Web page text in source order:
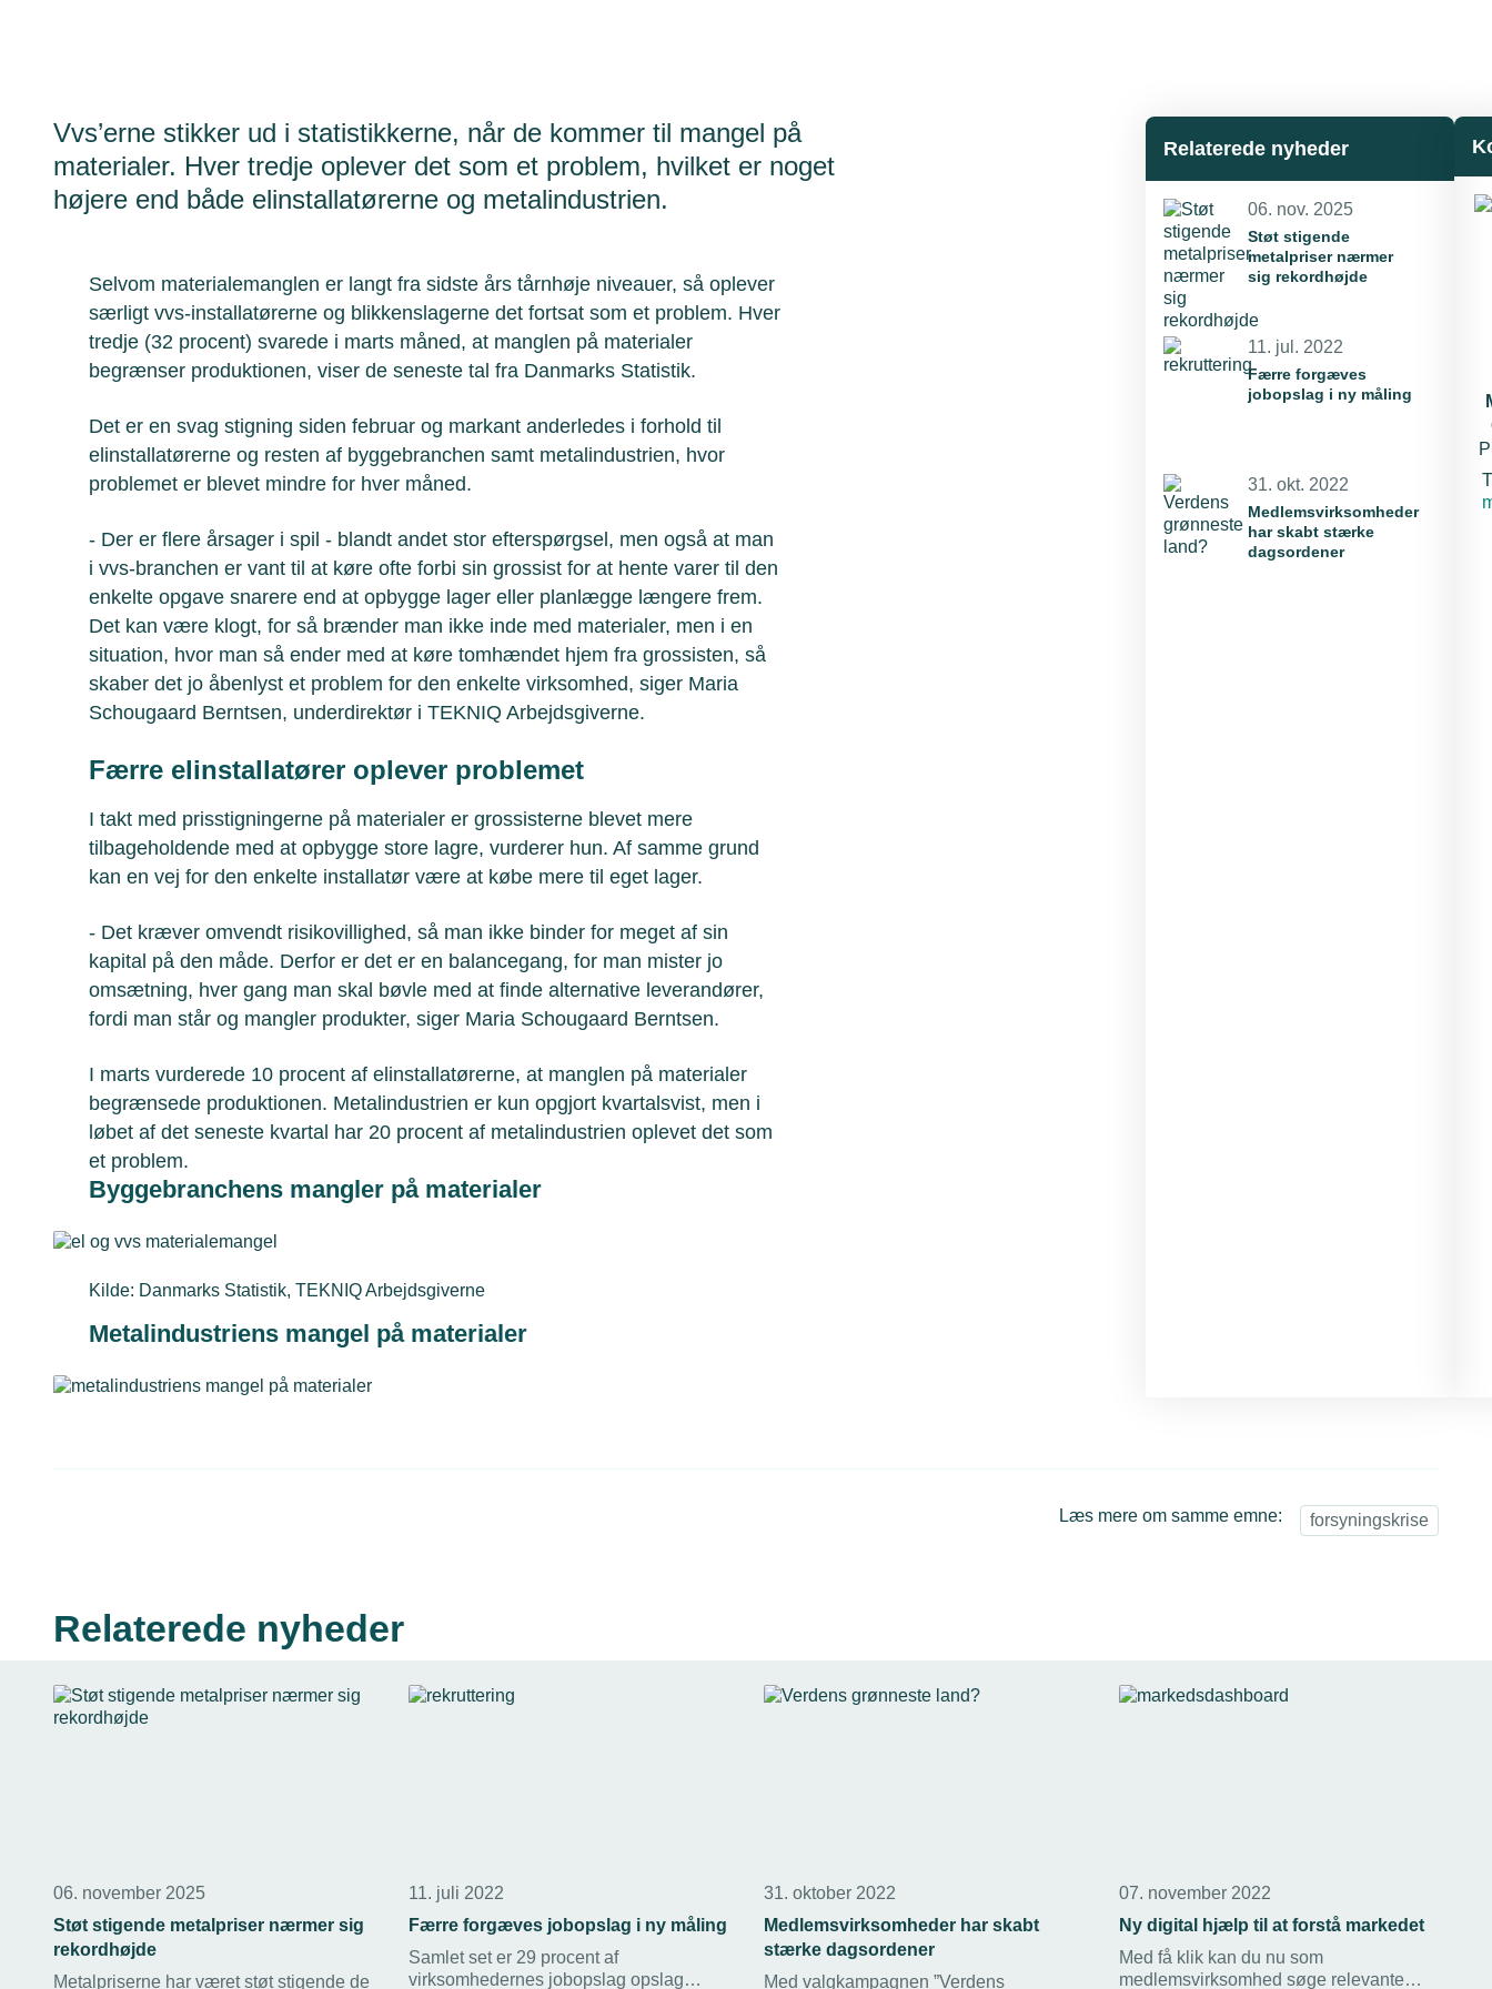
Vvs’erne stikker ud i statistikkerne, når de kommer til mangel på
materialer. Hver tredje oplever det som et problem, hvilket er noget
højere end både elinstallatørerne og metalindustrien.
Selvom materialemanglen er langt fra sidste års tårnhøje niveauer, så oplever
særligt vvs-installatørerne og blikkenslagerne det fortsat som et problem. Hver
tredje (32 procent) svarede i marts måned, at manglen på materialer
begrænser produktionen, viser de seneste tal fra Danmarks Statistik.
Det er en svag stigning siden februar og markant anderledes i forhold til
elinstallatørerne og resten af byggebranchen samt metalindustrien, hvor
problemet er blevet mindre for hver måned.
- Der er flere årsager i spil - blandt andet stor efterspørgsel, men også at man
i vvs-branchen er vant til at køre ofte forbi sin grossist for at hente varer til den
enkelte opgave snarere end at opbygge lager eller planlægge længere frem.
Det kan være klogt, for så brænder man ikke inde med materialer, men i en
situation, hvor man så ender med at køre tomhændet hjem fra grossisten, så
skaber det jo åbenlyst et problem for den enkelte virksomhed, siger Maria
Schougaard Berntsen, underdirektør i TEKNIQ Arbejdsgiverne.
Færre elinstallatører oplever problemet
I takt med prisstigningerne på materialer er grossisterne blevet mere
tilbageholdende med at opbygge store lagre, vurderer hun. Af samme grund
kan en vej for den enkelte installatør være at købe mere til eget lager.
- Det kræver omvendt risikovillighed, så man ikke binder for meget af sin
kapital på den måde. Derfor er det er en balancegang, for man mister jo
omsætning, hver gang man skal bøvle med at finde alternative leverandører,
fordi man står og mangler produkter, siger Maria Schougaard Berntsen.
I marts vurderede 10 procent af elinstallatørerne, at manglen på materialer
begrænsede produktionen. Metalindustrien er kun opgjort kvartalsvist, men i
løbet af det seneste kvartal har 20 procent af metalindustrien oplevet det som
et problem.
Byggebranchens mangler på materialer
Kilde: Danmarks Statistik, TEKNIQ Arbejdsgiverne
Metalindustriens mangel på materialer
Relaterede nyheder
06. nov. 2025
Støt stigende
metalpriser nærmer
sig rekordhøjde
11. jul. 2022
Færre forgæves
jobopslag i ny måling
31. okt. 2022
Medlemsvirksomheder
har skabt stærke
dagsordener
Læs mere om samme emne: forsyningskrise
Relaterede nyheder
06. november 2025
Støt stigende metalpriser nærmer sig
rekordhøjde
Metalpriserne har været støt stigende de
11. juli 2022
Færre forgæves jobopslag i ny måling
Samlet set er 29 procent af
virksomhedernes jobopslag opslag
31. oktober 2022
Medlemsvirksomheder har skabt
stærke dagsordener
Med valgkampagnen ”Verdens
07. november 2022
Ny digital hjælp til at forstå markedet
Med få klik kan du nu som
medlemsvirksomhed søge relevante